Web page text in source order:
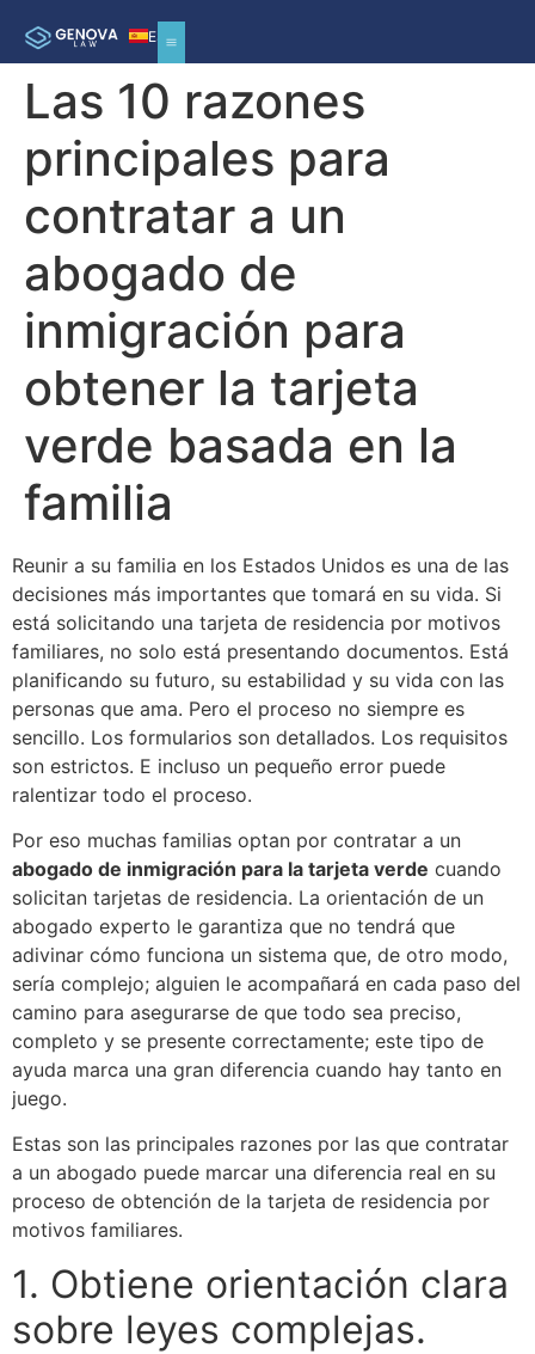
ES
Las 10 razones
principales para
contratar a un
abogado de
inmigración para
obtener la tarjeta
verde basada en la
familia
Reunir a su familia en los Estados Unidos es una de las
decisiones más importantes que tomará en su vida. Si
está solicitando una tarjeta de residencia por motivos
familiares, no solo está presentando documentos. Está
planificando su futuro, su estabilidad y su vida con las
personas que ama. Pero el proceso no siempre es
sencillo. Los formularios son detallados. Los requisitos
son estrictos. E incluso un pequeño error puede
ralentizar todo el proceso.
Por eso muchas familias optan por contratar a un
abogado de inmigración para la tarjeta verde cuando
solicitan tarjetas de residencia. La orientación de un
abogado experto le garantiza que no tendrá que
adivinar cómo funciona un sistema que, de otro modo,
sería complejo; alguien le acompañará en cada paso del
camino para asegurarse de que todo sea preciso,
completo y se presente correctamente; este tipo de
ayuda marca una gran diferencia cuando hay tanto en
juego.
Estas son las principales razones por las que contratar
a un abogado puede marcar una diferencia real en su
proceso de obtención de la tarjeta de residencia por
motivos familiares.
1. Obtiene orientación clara
sobre leyes complejas.